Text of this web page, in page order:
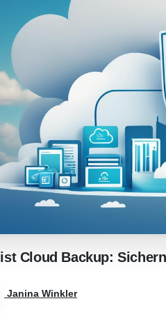
ist Cloud Backup: Sichern
Janina Winkler